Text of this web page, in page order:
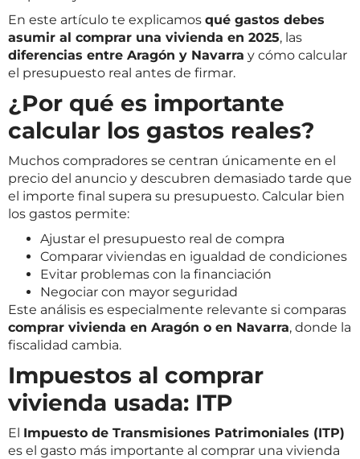
En este artículo te explicamos qué gastos debes
asumir al comprar una vivienda en 2025, las
diferencias entre Aragón y Navarra y cómo calcular
el presupuesto real antes de firmar.
¿Por qué es importante
calcular los gastos reales?
Muchos compradores se centran únicamente en el
precio del anuncio y descubren demasiado tarde que
el importe final supera su presupuesto. Calcular bien
los gastos permite:
Ajustar el presupuesto real de compra
Comparar viviendas en igualdad de condiciones
Evitar problemas con la financiación
Negociar con mayor seguridad
Este análisis es especialmente relevante si comparas
comprar vivienda en Aragón o en Navarra, donde la
fiscalidad cambia.
Impuestos al comprar
vivienda usada: ITP
El Impuesto de Transmisiones Patrimoniales (ITP)
es el gasto más importante al comprar una vivienda